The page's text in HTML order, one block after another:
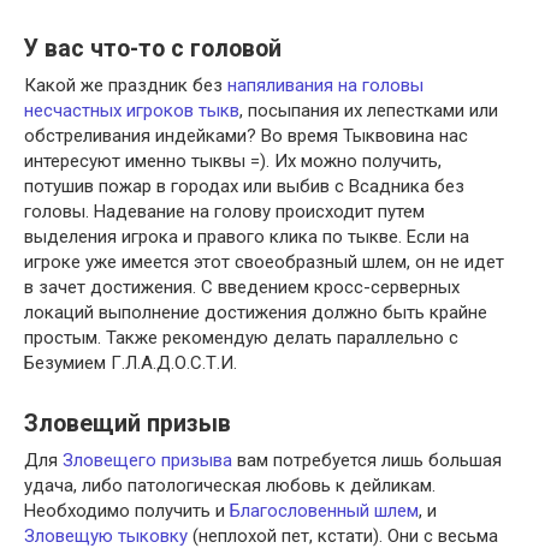
У вас что-то с головой
Какой же праздник без напяливания на головы
несчастных игроков тыкв, посыпания их лепестками или
обстреливания индейками? Во время Тыквовина нас
интересуют именно тыквы =). Их можно получить,
потушив пожар в городах или выбив с Всадника без
головы. Надевание на голову происходит путем
выделения игрока и правого клика по тыкве. Если на
игроке уже имеется этот своеобразный шлем, он не идет
в зачет достижения. С введением кросс-серверных
локаций выполнение достижения должно быть крайне
простым. Также рекомендую делать параллельно с
Безумием Г.Л.А.Д.О.С.Т.И.
Зловещий призыв
Для Зловещего призыва вам потребуется лишь большая
удача, либо патологическая любовь к дейликам.
Необходимо получить и Благословенный шлем, и
Зловещую тыковку (неплохой пет, кстати). Они с весьма